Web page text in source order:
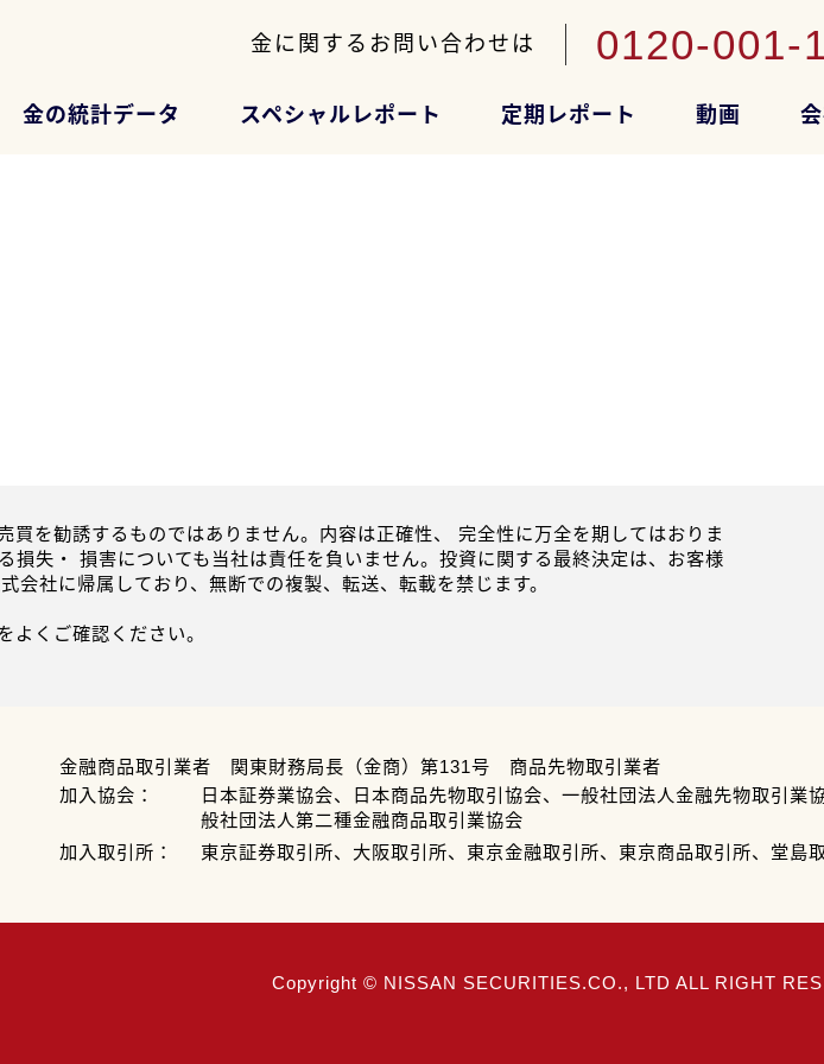
金に関するお問い合わせは 0120-001-
金の統計データ スペシャルレポート 定期レポート 動画
を勧誘するものではありません。内容は正確性、 完全性に万全を期してはおりま
失・ 損害についても当社は責任を負いません。投資に関する最終決定は、お客様
社に帰属しており、無断での複製、転送、転載を禁じます。
よくご確認ください。
金融商品取引業者 関東財務局長（金商）第131号 商品先物取引業者
加入協会：
日本証券業協会、日本商品先物取引協会、一般社団法人金融先物取引業
般社団法人第二種金融商品取引業協会
加入取引所：
東京証券取引所、大阪取引所、東京金融取引所、東京商品取引所、堂島
Copyright © NISSAN SECURITIES.CO., LTD ALL RIGHT